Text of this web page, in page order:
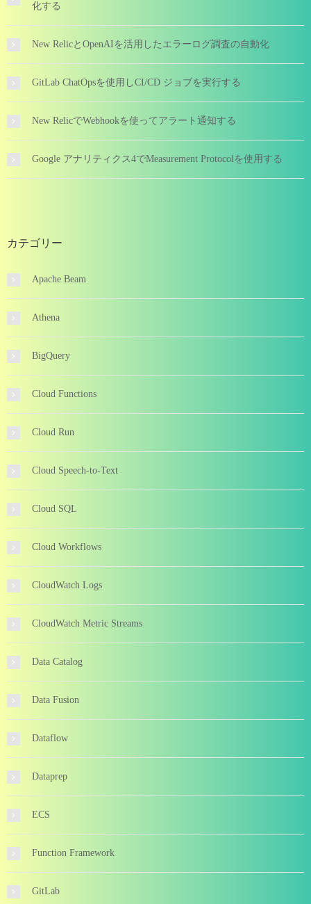
化する
New RelicとOpenAIを活用したエラーログ調査の自動化
GitLab ChatOpsを使用しCI/CD ジョブを実行する
New RelicでWebhookを使ってアラート通知する
Google アナリティクス4でMeasurement Protocolを使用する
カテゴリー
Apache Beam
Athena
BigQuery
Cloud Functions
Cloud Run
Cloud Speech-to-Text
Cloud SQL
Cloud Workflows
CloudWatch Logs
CloudWatch Metric Streams
Data Catalog
Data Fusion
Dataflow
Dataprep
ECS
Function Framework
GitLab